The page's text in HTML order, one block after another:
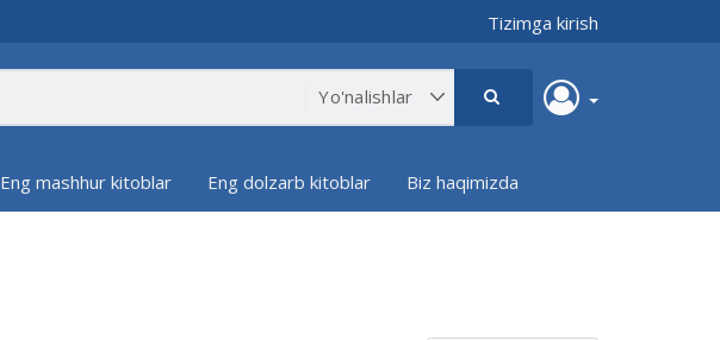
Tizimga kirish
Eng mashhur kitoblar Eng dolzarb kitoblar Biz haqimizda